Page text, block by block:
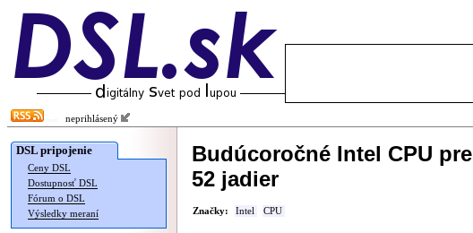
neprihlásený
DSL pripojenie
Ceny DSL
Dostupnosť DSL
Fórum o DSL
Výsledky meraní
Budúcoročné Intel CPU
52 jadier
Značky: Intel CPU